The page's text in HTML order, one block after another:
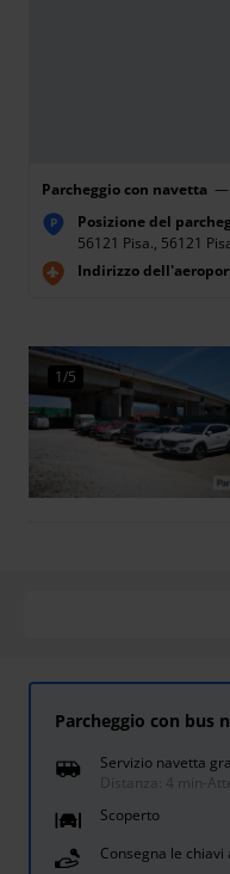
Parcheggio con navetta —
P Posizione del
56121 Pisa., 56121
Indirizzo
1/5
Parcheggio con bus
Servizio navetta
Distanza: 4 min
Scoperto
Consegna le